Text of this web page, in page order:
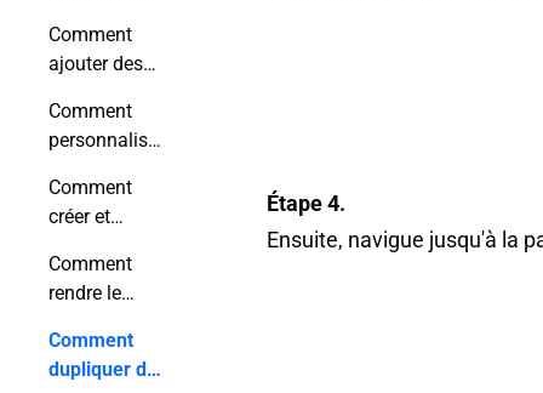
à votre
flipbook ?
Comment
ajouter des
publication en
ligne ?
Comment
personnaliser
Comment
créer et
formulaire
personnalisé
à mon
flipbook ?
Comment
rendre le
flipbook
invisible ?
Comment
dupliquer des
Étape 4.
Ensuite, navigue jusqu'à la